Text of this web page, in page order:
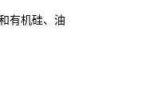
有机硅、油